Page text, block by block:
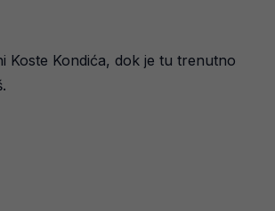
Koste Kondića, dok je tu trenutno